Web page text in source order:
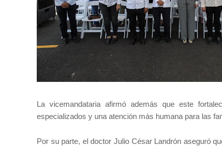
La vicemandataria afirmó además que este
especializados y una atención más humana para las
Por su parte, el doctor Julio César Landrón aseguró